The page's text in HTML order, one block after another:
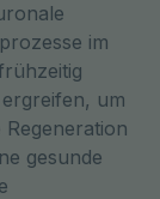
im
um
gesunde